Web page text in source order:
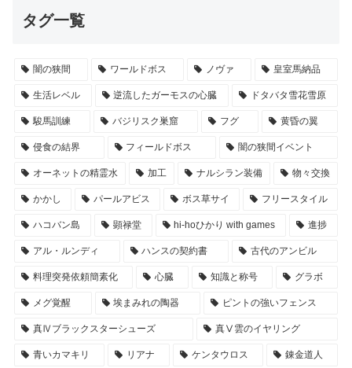
タグ一覧
闇の狭間 ワールドボス ノヴァ 皇室馬納品
生活レベル 逆流したガーモスの心臓 ドタバタ雪花雪原
駿馬訓練 バジリスク巣窟 フグ 黄昏の翼
侵食の結界 フィールドボス 闇の狭間イベント
オーネットの精霊水 加工 ナルシラン装備 物々交換
かかし パールアビス ボス草サイ フリースタイル
ハコバン島 顕禄堂 hi-hoひかり with games 進捗
アル・ルンディ ハンスの契約書 古代のアンビル
料理突発依頼簡素化 心臓 知識と称号 グラボ
メグ覚醒 埃まみれの陶器 ピントの強いフェンス
真Ⅳブラックスターシューズ 真Ⅴ雲のイヤリング
青いカマキリ リアナ ケンタウロス 錬金道人